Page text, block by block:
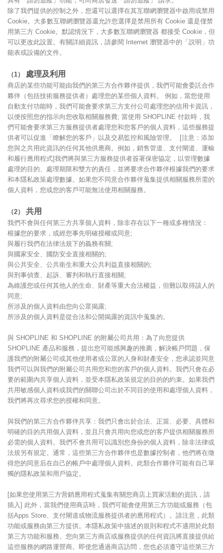
除了我們提供的控制之外，您還可以選擇在其互聯網瀏覽器中啟用或禁用
Cookie。大多數互聯網瀏覽器還允許您選擇是禁用所有 Cookie 還是僅禁
用第三方 Cookie。默認情況下，大多數互聯網瀏覽器 都接受 Cookie，但
可以更改此設置。有關詳細資訊，請參閱 Internet 瀏覽器中的「説明」功
能表或設備的文件。
（1） 處理及利用
商店的某些功能可能由我們的第三方合作夥伴提供，我們可能會委託合作
夥伴（包括技術服務提供者）處理您的某些個人資料。 例如，當您使用
自動支付功能時，我們可能會要求第三方支付公司處理您的信用卡資訊，
以便按照您的指示向您收取相關服務費; 當使用 SHOPLINE 付款時，我
們可能會要求第三方服務提供者處理您和您客戶的個人資料，這些服務提
供者可以促進「瞭解您的客戶」以及交易監控和風險管理。 [注意：添加
您與之共用此資訊的任何其他供應商。例如，銷售管道、支付閘道、運輸
和履行應用程式]我們將與第三方服務提供者簽署保密協定，以管理數據
處理的目的、處理期限和雙方的責任，並將要求合作夥伴根據我們的要求
和本隱私政策處理數據。如果您不同意合作夥伴蒐集提供相關服務所需的
個人資料，您或您的客戶可能無法使用相關服務。
（2） 共用
我們不會與任何第三方共享個人資料，除非存在以下一種或多種情況：
根據您的要求，或經您事先明確授權或同意;
與履行我們在法律法規下的義務有關;
與國家安全、國防安全直接相關的;
與公共安全、公共衛生和重大公共利益直接相關的;
與刑事偵查、起訴、審判和執行直接相關;
為維護您或任何其他人的生命、財產等重大合法權益，但難以取得該人的
同意;
所涉及的個人資料由您向公眾揭露;
所涉及的個人資料是從合法和公開揭露的資訊中蒐集的。
與 SHOPLINE 和 SHOPLINE 的附屬公司共用：為了向您提供
SHOPLINE 產品和服務，提出您可能感興趣的推薦，解決帳戶問題，保
護我們的附屬公司或其他使用者或公眾的人身和財產安全，您承認並同意
我們可以與我們的附屬公司共用您和您的客戶的個人資料。我們只會在必
要的範圍內共享個人資料，並受本隱私政策規定的目的的約束。如果我們
共用敏感個人資料或我們的關聯公司出於不同目的使用和處理個人資料，
我們將再次尋求您的授權和同意。
與我們的第三方合作夥伴共享：我們只會出於合法、正當、必要、具體和
明確的目的共用個人資料，並且只會共用向您或您的客戶提供相關服務所
必需的個人資料。我們不會共用可以識別您身份的個人資料，除非法律或
法規另有規定。通常，這些第三方合作夥伴也是數據控制者，他們將在徵
得您的同意后在自己的帳戶中處理個人資料。此類合作夥伴可能有自己單
獨的隱私政策和用戶協定。
[如果您使用第三方营銷應用程式蒐集有關您商店上買家活動的資訊，請
插入] 此外，當我們使用商店時，我們可能會使用第三方功能或服務（包
括Apps Store、支付閘道或物流服務提供者的應用程式）。請注意，此類
功能或服務由第三方提供。本隱私政策中描述的規則和程式不適用於此類
第三方功能和服務。您向第三方商店或服務提供的任何資訊將直接提供給
這些服務的網路運營商。即使您通過商店訪問，您也必須遵守這些第三方